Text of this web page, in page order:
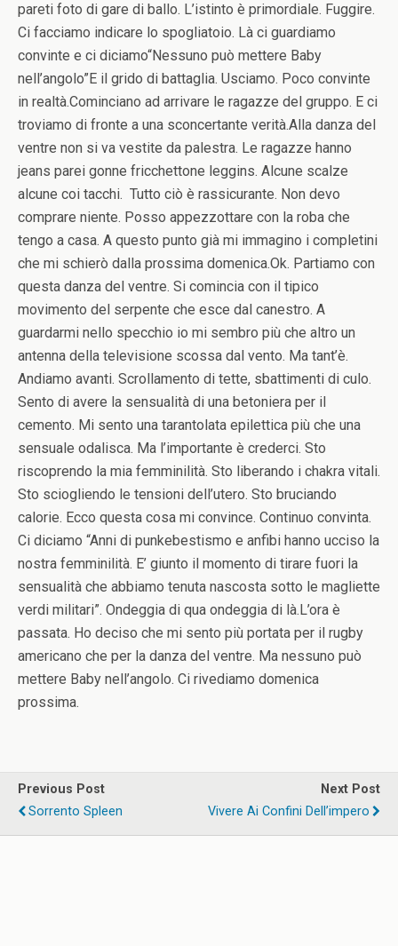
pareti foto di gare di ballo. L’istinto è primordiale. Fuggire.
Ci facciamo indicare lo spogliatoio. Là ci guardiamo
convinte e ci diciamo“Nessuno può mettere Baby
nell’angolo”E il grido di battaglia. Usciamo. Poco convinte
in realtà.Cominciano ad arrivare le ragazze del gruppo. E ci
troviamo di fronte a una sconcertante verità.Alla danza del
ventre non si va vestite da palestra. Le ragazze hanno
jeans parei gonne fricchettone leggins. Alcune scalze
alcune coi tacchi. Tutto ciò è rassicurante. Non devo
comprare niente. Posso appezzottare con la roba che
tengo a casa. A questo punto già mi immagino i completini
che mi schierò dalla prossima domenica.Ok. Partiamo con
questa danza del ventre. Si comincia con il tipico
movimento del serpente che esce dal canestro. A
guardarmi nello specchio io mi sembro più che altro un
antenna della televisione scossa dal vento. Ma tant’è.
Andiamo avanti. Scrollamento di tette, sbattimenti di culo.
Sento di avere la sensualità di una betoniera per il
cemento. Mi sento una tarantolata epilettica più che una
sensuale odalisca. Ma l’importante è crederci. Sto
riscoprendo la mia femminilità. Sto liberando i chakra vitali.
Sto sciogliendo le tensioni dell’utero. Sto bruciando
calorie. Ecco questa cosa mi convince. Continuo convinta.
Ci diciamo “Anni di punkebestismo e anfibi hanno ucciso la
nostra femminilità. E’ giunto il momento di tirare fuori la
sensualità che abbiamo tenuta nascosta sotto le magliette
verdi militari”. Ondeggia di qua ondeggia di là.L’ora è
passata. Ho deciso che mi sento più portata per il rugby
americano che per la danza del ventre. Ma nessuno può
mettere Baby nell’angolo. Ci rivediamo domenica
prossima.
Previous Post
Sorrento Spleen
Next Post
Vivere Ai Confini Dell’impero